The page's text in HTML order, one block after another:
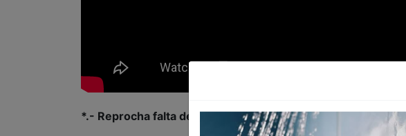
*.- Reprocha falta de información por parte del Gobierno